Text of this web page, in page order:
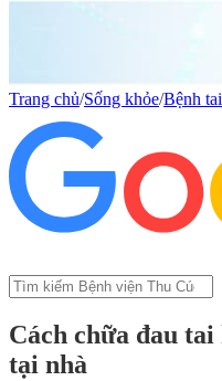
Trang chủ/Sống khỏe/Bệnh
Cách chữa đau tai
tại nhà